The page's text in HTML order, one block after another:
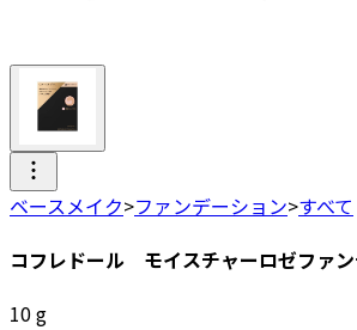
ベースメイク>ファンデーション>すべて
コフレドール モイスチャーロゼファ
10g